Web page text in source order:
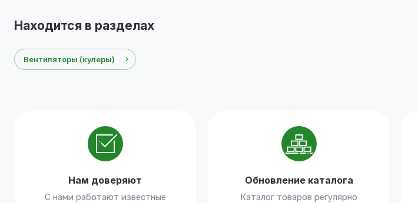
Находится в разделах
Вентиляторы (кулеры)
Нам доверяют
С нами работают известные
Обновление каталога
Каталог товаров регулярно